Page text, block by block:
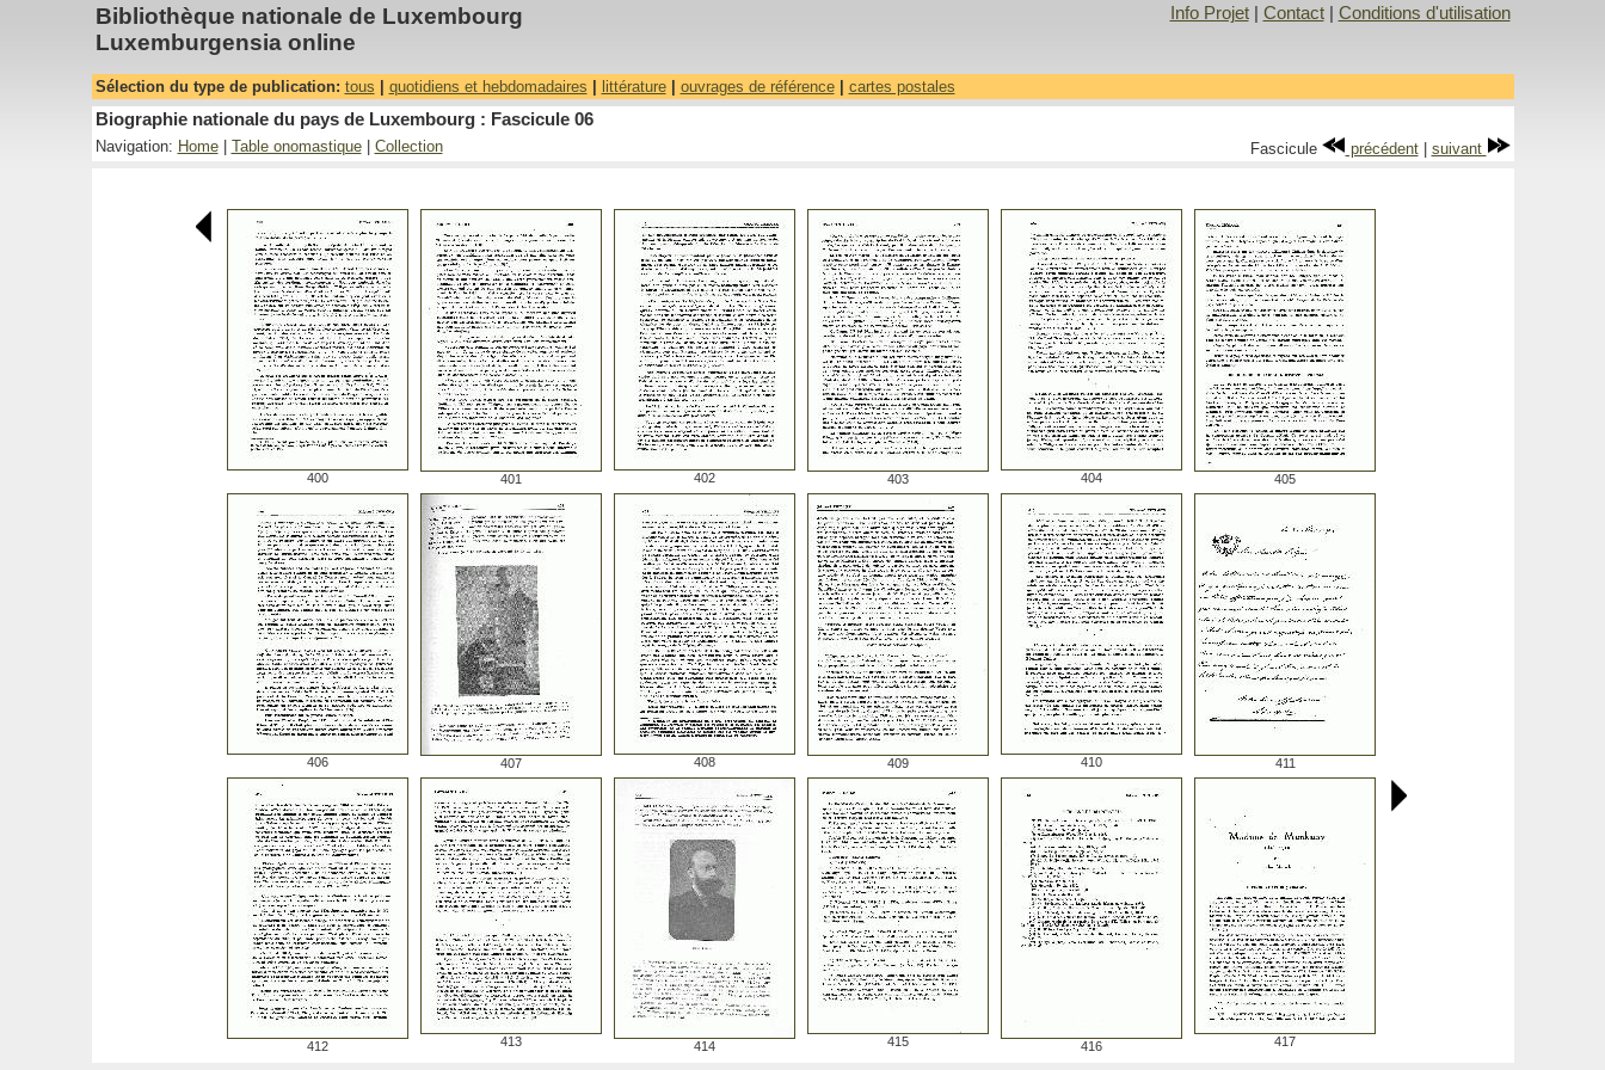
Bibliothèque nationale de Luxembourg
Luxemburgensia online
Info Projet| Contact| Conditions d'utilisation
Sélection du type de publication: tous quotidiens et hebdomadaires littérature| ouvrages de référence| cartes postales
Biographie nationale du pays de Luxembourg : Fascicule 06
Navigation: Home| Table onomastique| Collection Fascicule précédent| suivant
400 401 402 403 404 405
406 407 408 409 410 411
412 413 414 415 416 417